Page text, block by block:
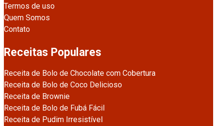
Termos de uso
Quem Somos
Contato
Receitas Populares
Receita de Bolo de Chocolate com Cobertura
Receita de Bolo de Coco Delicioso
Receita de Brownie
Receita de Bolo de Fubá Fácil
Receita de Pudim Irresistível